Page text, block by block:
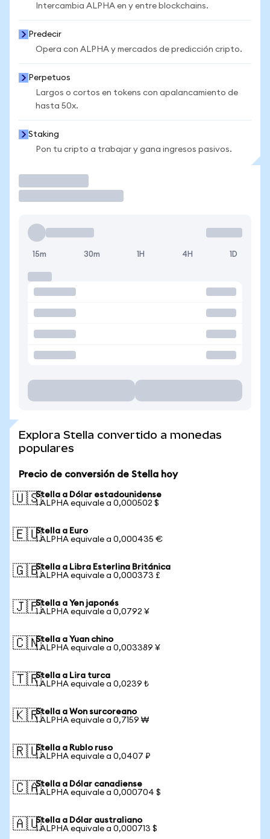
Intercambia ALPHA en y entre blockchains.
Predecir
Opera con ALPHA y mercados de predicción cripto.
Perpetuos
Largos o cortos en tokens con apalancamiento de
hasta 50x.
Staking
Pon tu cripto a trabajar y gana ingresos pasivos.
15m 30m 1H 4H 1D
Explora Stella convertido a monedas
populares
Precio de conversión de Stella hoy
🇺🇸Stella a Dólar estadounidense
1 ALPHA equivale a 0,000502 $
🇪🇺Stella a Euro
1 ALPHA equivale a 0,000435 €
🇬🇧Stella a Libra Esterlina Británica
1 ALPHA equivale a 0,000373 £
🇯🇵Stella a Yen japonés
1 ALPHA equivale a 0,0792 ¥
🇨🇳Stella a Yuan chino
1 ALPHA equivale a 0,003389 ¥
🇹🇷Stella a Lira turca
1 ALPHA equivale a 0,0239 ₺
🇰🇷Stella a Won surcoreano
1 ALPHA equivale a 0,7159 ₩
🇷🇺Stella a Rublo ruso
1 ALPHA equivale a 0,0407 ₽
🇨🇦Stella a Dólar canadiense
1 ALPHA equivale a 0,000704 $
🇦🇺Stella a Dólar australiano
1 ALPHA equivale a 0,000713 $